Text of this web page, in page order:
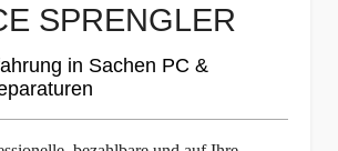
SPRENGLER
in Sachen PC &